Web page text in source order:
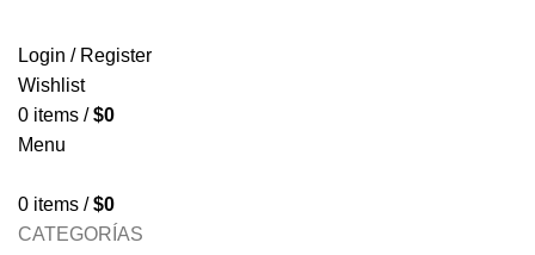
Login / Register
Wishlist
0 items / $0
Menu
0 items / $0
CATEGORÍAS